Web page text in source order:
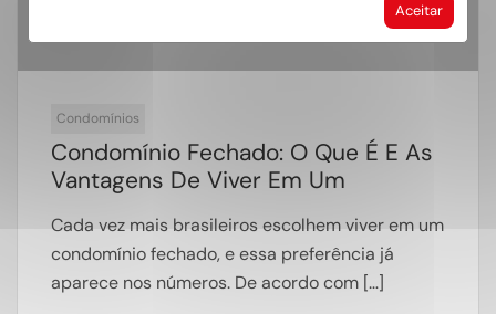
Aceitar
Condomínios
Condomínio Fechado: O Que É E As
Vantagens De Viver Em Um
Cada vez mais brasileiros escolhem viver em um
condomínio fechado, e essa preferência já
aparece nos números. De acordo com […]